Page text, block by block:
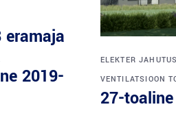
eramaja
2019-
ELEKTER JAHUTUS
VENTILATSIOON
27-